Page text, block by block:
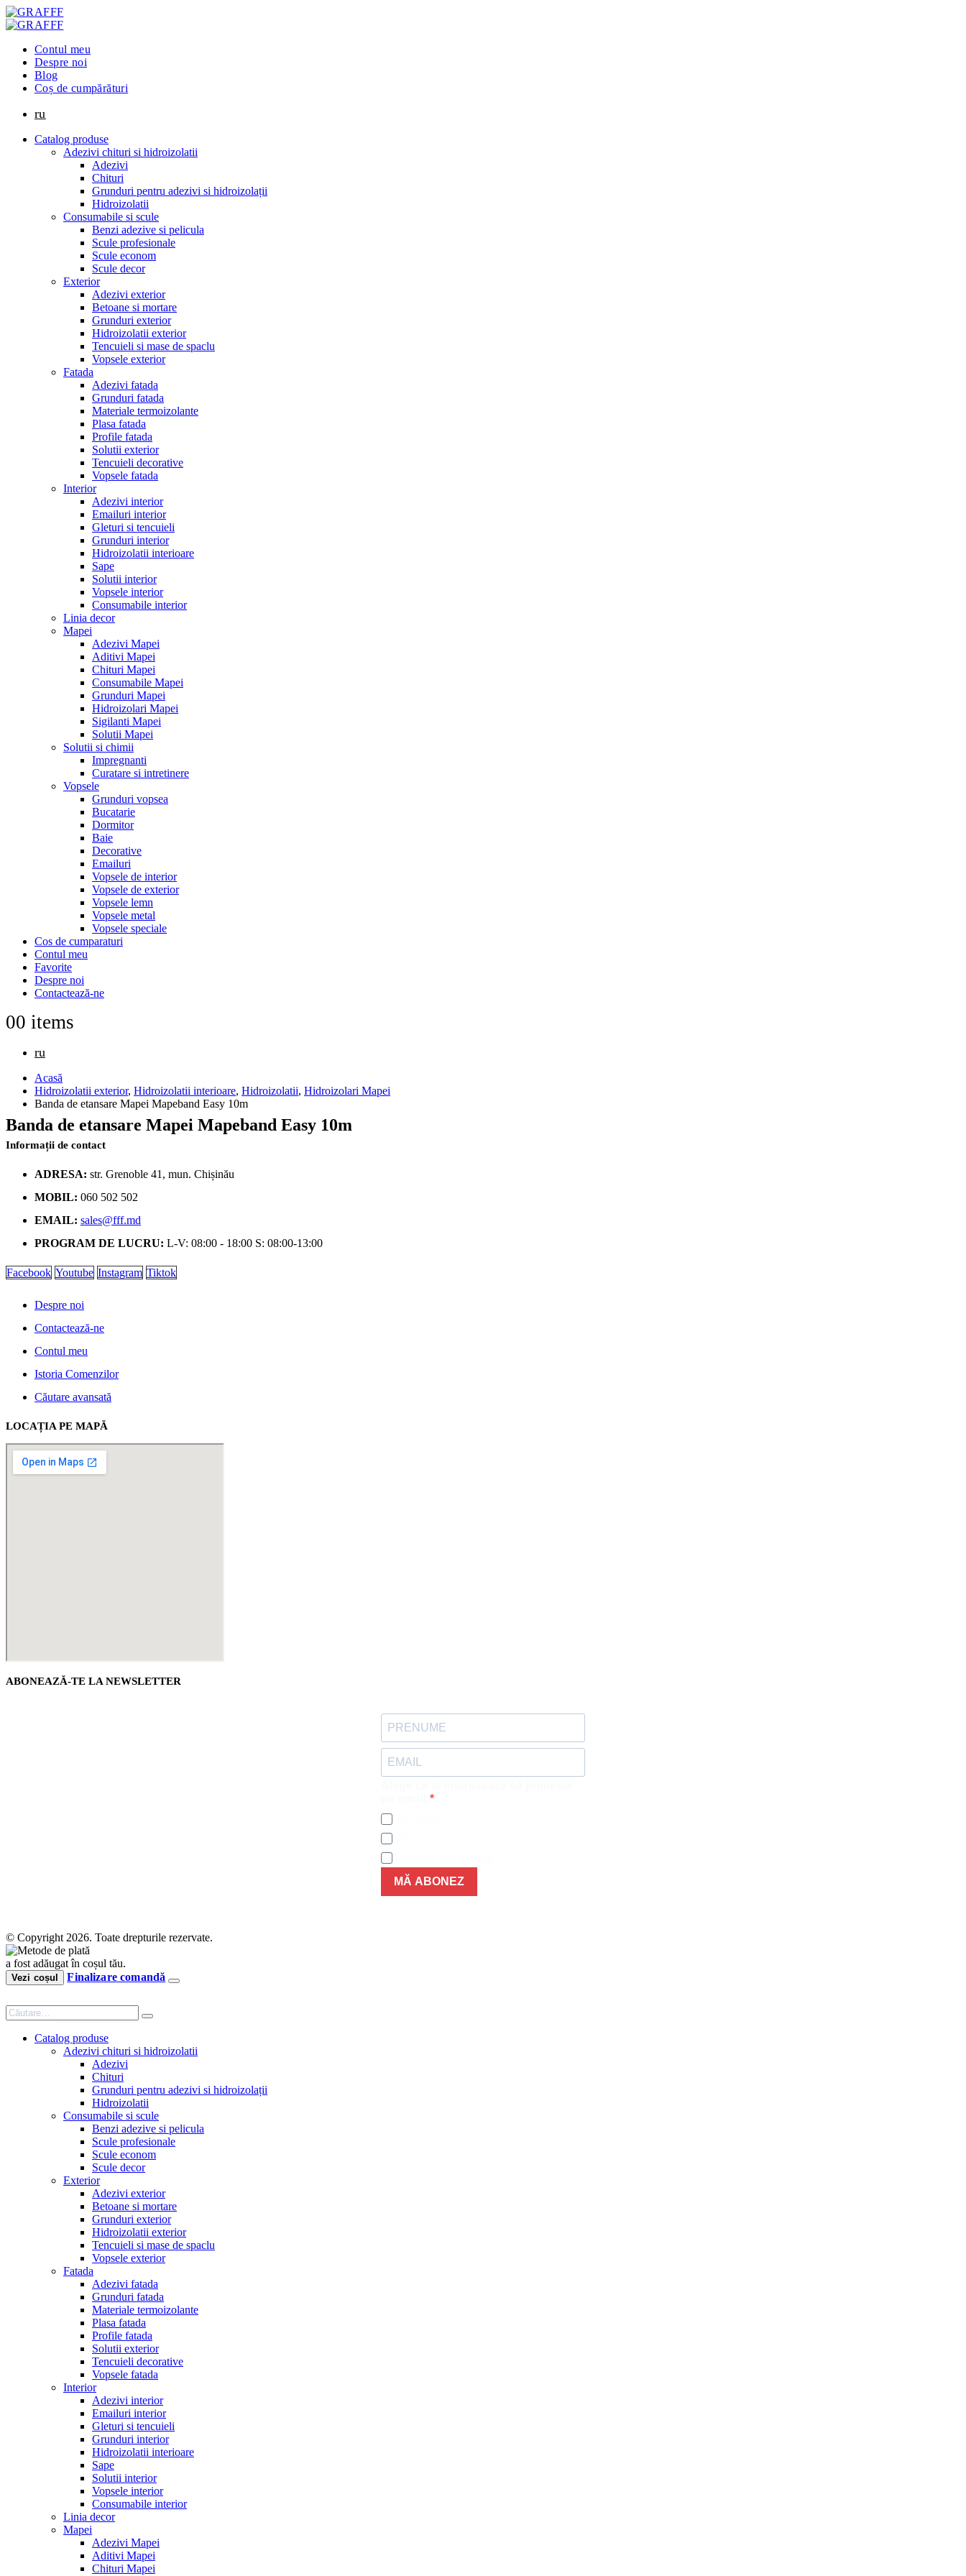
Contul meu
Despre noi
Blog
Coș de cumpărături
ru
Catalog produse
Adezivi chituri si hidroizolatii
Adezivi
Chituri
Grunduri pentru adezivi si hidroizolații
Hidroizolatii
Consumabile si scule
Benzi adezive si pelicula
Scule profesionale
Scule econom
Scule decor
Exterior
Adezivi exterior
Betoane si mortare
Grunduri exterior
Hidroizolatii exterior
Tencuieli si mase de spaclu
Vopsele exterior
Fatada
Adezivi fatada
Grunduri fatada
Materiale termoizolante
Plasa fatada
Profile fatada
Solutii exterior
Tencuieli decorative
Vopsele fatada
Interior
Adezivi interior
Emailuri interior
Gleturi si tencuieli
Grunduri interior
Hidroizolatii interioare
Sape
Solutii interior
Vopsele interior
Consumabile interior
Linia decor
Mapei
Adezivi Mapei
Aditivi Mapei
Chituri Mapei
Consumabile Mapei
Grunduri Mapei
Hidroizolari Mapei
Sigilanti Mapei
Solutii Mapei
Solutii si chimii
Impregnanti
Curatare si intretinere
Vopsele
Grunduri vopsea
Bucatarie
Dormitor
Baie
Decorative
Emailuri
Vopsele de interior
Vopsele de exterior
Vopsele lemn
Vopsele metal
Vopsele speciale
Cos de cumparaturi
Contul meu
Favorite
Despre noi
Contactează-ne
00 items
ru
Acasă
Hidroizolatii exterior, Hidroizolatii interioare, Hidroizolatii, Hidroizolari Mapei
Banda de etansare Mapei Mapeband Easy 10m
Banda de etansare Mapei Mapeband Easy 10m
Informații de contact
ADRESA: str. Grenoble 41, mun. Chișinău
MOBIL: 060 502 502
EMAIL: sales@fff.md
PROGRAM DE LUCRU: L-V: 08:00 - 18:00 S: 08:00-13:00
Facebook Youtube Instagram Tiktok
Despre noi
Contactează-ne
Contul meu
Istoria Comenzilor
Căutare avansată
LOCAȚIA PE MAPĂ
ABONEAZĂ-TE LA NEWSLETTER
MĂ ABONEZ
© Copyright 2026. Toate drepturile rezervate.
a fost adăugat în coșul tău.
Vezi coșul Finalizare comandă
Catalog produse
Adezivi chituri si hidroizolatii
Adezivi
Chituri
Grunduri pentru adezivi si hidroizolații
Hidroizolatii
Consumabile si scule
Benzi adezive si pelicula
Scule profesionale
Scule econom
Scule decor
Exterior
Adezivi exterior
Betoane si mortare
Grunduri exterior
Hidroizolatii exterior
Tencuieli si mase de spaclu
Vopsele exterior
Fatada
Adezivi fatada
Grunduri fatada
Materiale termoizolante
Plasa fatada
Profile fatada
Solutii exterior
Tencuieli decorative
Vopsele fatada
Interior
Adezivi interior
Emailuri interior
Gleturi si tencuieli
Grunduri interior
Hidroizolatii interioare
Sape
Solutii interior
Vopsele interior
Consumabile interior
Linia decor
Mapei
Adezivi Mapei
Aditivi Mapei
Chituri Mapei